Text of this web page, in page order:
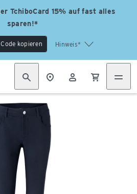
TchiboCard 15% auf fast alles
sparen!*
Code kopieren Hinweis*